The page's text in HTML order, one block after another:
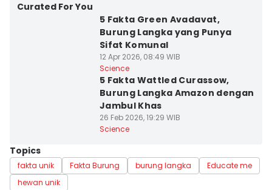
Curated For You
5 Fakta Green Avadavat,
Burung Langka yang Punya
Sifat Komunal
12 Apr 2026, 08:49 WIB
Science
5 Fakta Wattled Curassow,
Burung Langka Amazon dengan
Jambul Khas
26 Feb 2026, 19:29 WIB
Science
Topics
fakta unik Fakta Burung burung langka
Educate me
hewan unik